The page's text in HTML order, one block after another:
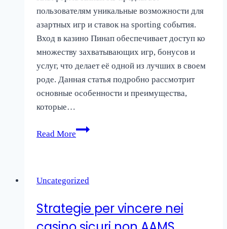
пользователям уникальные возможности для
азартных игр и ставок на sporting события.
Вход в казино Пинап обеспечивает доступ ко
множеству захватывающих игр, бонусов и
услуг, что делает её одной из лучших в своем
роде. Данная статья подробно рассмотрит
основные особенности и преимущества,
которые…
Read More
Пинап
особенности
преимущества
букмекерской
Uncategorized
Strategie per vincere nei